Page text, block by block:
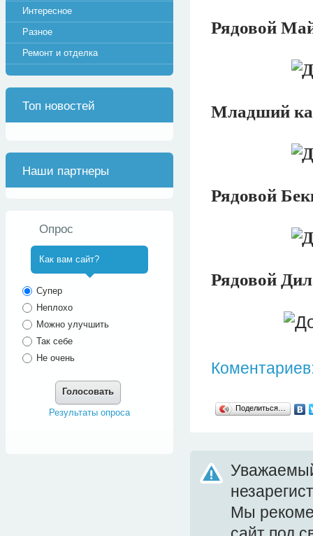
Рядовой
Младший
Рядовой
Рядовой
Поделиться…
Мы
Интересное
Разное
Ремонт и отделка
Топ новостей
Наши партнеры
Опрос
Как вам сайт?
Супер
Неплохо
Можно улучшить
Так себе
Не очень
Голосовать
Результаты опроса